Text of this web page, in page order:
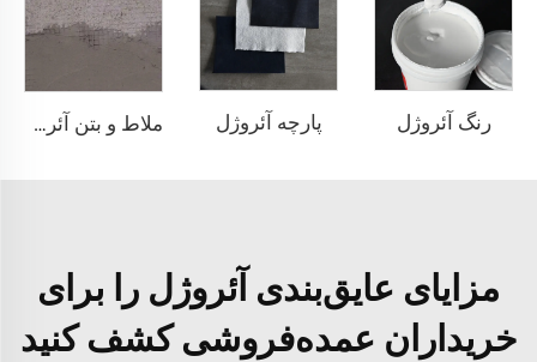
رنگ آئروژل پارچه آئروژل ملاط و بتن آئروژل
مزایای عایق‌بندی آئروژل را برای
خریداران عمده‌فروشی کشف کنید